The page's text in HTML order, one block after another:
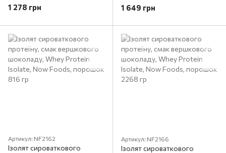
Nutrition, 90 капсул
1 278 грн
Soy Protein Isolate, Now
1 649 грн
Артикул: NF2162
Ізолят сироваткового
Артикул: NF2166
Ізолят сироваткового